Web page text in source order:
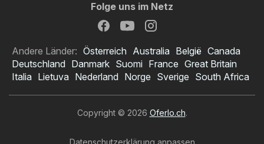
Folge uns im Netz
Andere Länder: Österreich Australia België Canada
Deutschland Danmark Suomi France Great Britain
Italia Lietuva Nederland Norge Sverige South Africa
Copyright © 2026 Oferlo.ch.